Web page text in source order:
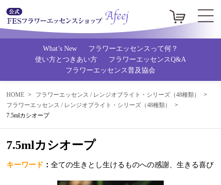
What’s New
フラワーエッセンスって何？
使い方とつきあい方
フラワーエッセンスQ&A
フラワーエッセンス普及協会
HOME
フラワーエッセンス / レンジオブライト・シリーズ（48種類）
フラワーエッセンス / レンジオブライト・シリーズ（48種類）
7.5mlカシオープ
7.5mlカシオープ
キーワード ：全ての生きとし生けるものへの感謝、生きる喜び